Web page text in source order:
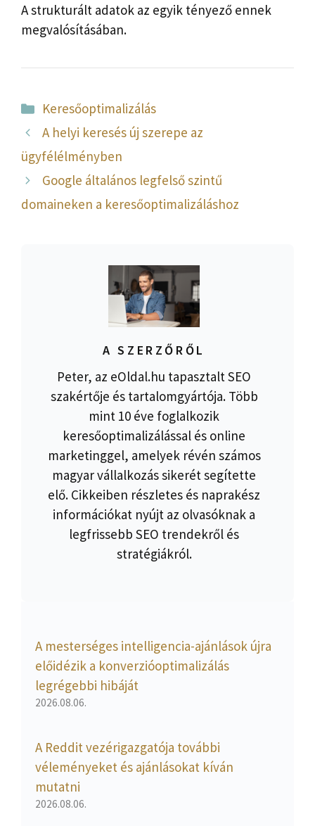
A strukturált adatok az egyik tényező ennek
megvalósításában.
Kategória
Keresőoptimalizálás
A helyi keresés új szerepe az
ügyfélélményben
Google általános legfelső szintű
domaineken a keresőoptimalizáláshoz
A SZERZŐRŐL
Peter, az eOldal.hu tapasztalt SEO
szakértője és tartalomgyártója. Több
mint 10 éve foglalkozik
keresőoptimalizálással és online
marketinggel, amelyek révén számos
magyar vállalkozás sikerét segítette
elő. Cikkeiben részletes és naprakész
információkat nyújt az olvasóknak a
legfrissebb SEO trendekről és
stratégiákról.
A mesterséges intelligencia-ajánlások újra
előidézik a konverzióoptimalizálás
legrégebbi hibáját
2026.08.06.
A Reddit vezérigazgatója további
véleményeket és ajánlásokat kíván
mutatni
2026.08.06.